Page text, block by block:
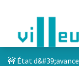
🚧 État